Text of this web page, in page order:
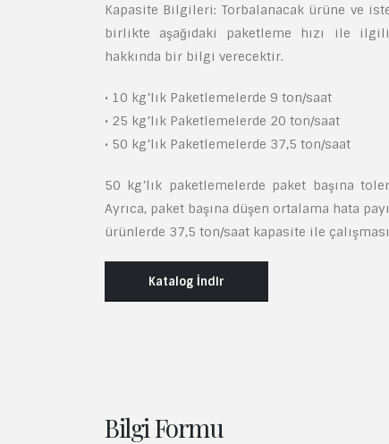
Kapasite Bilgileri: Torbalanacak ürüne ve
birlikte aşağıdaki paketleme hızı ile
hakkında bir bilgi verecektir.
• 10 kg’lık Paketlemelerde 9 ton/saat
• 25 kg’lık Paketlemelerde 20 ton/saat
• 50 kg’lık Paketlemelerde 37,5 ton/saat
50 kg’lık paketlemelerde paket başına
Ayrıca, paket başına düşen ortalama hata
ürünlerde 37,5 ton/saat kapasite ile
Katalog İndir
Bilgi Formu